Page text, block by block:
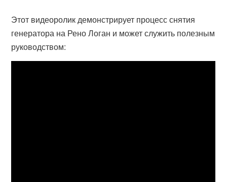
Этот видеоролик демонстрирует процесс снятия
генератора на Рено Логан и может служить полезным
руководством: